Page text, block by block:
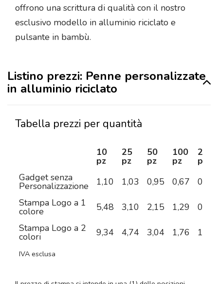
offrono una scrittura di qualità con il nostro
esclusivo modello in alluminio riciclato e
pulsante in bambù.
Listino prezzi: Penne personalizzate
in alluminio riciclato
Tabella prezzi per quantità
10
pz
25
pz
50
pz
100
pz
250
pz
Gadget senza
Personalizzazione 1,10 1,03 0,95 0,67
0,62
Stampa Logo a 1
colore 5,48 3,10 2,15 1,29
0,91
Stampa Logo a 2
colori 9,34 4,74 3,04 1,76 1,15
IVA esclusa